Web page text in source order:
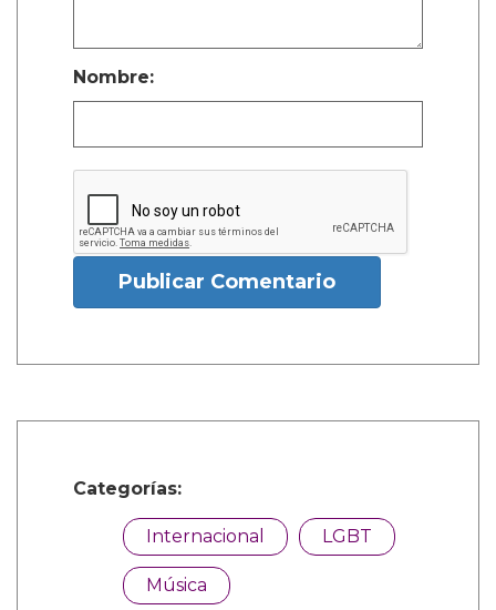
Nombre:
Publicar Comentario
Categorías:
Internacional LGBT
Música